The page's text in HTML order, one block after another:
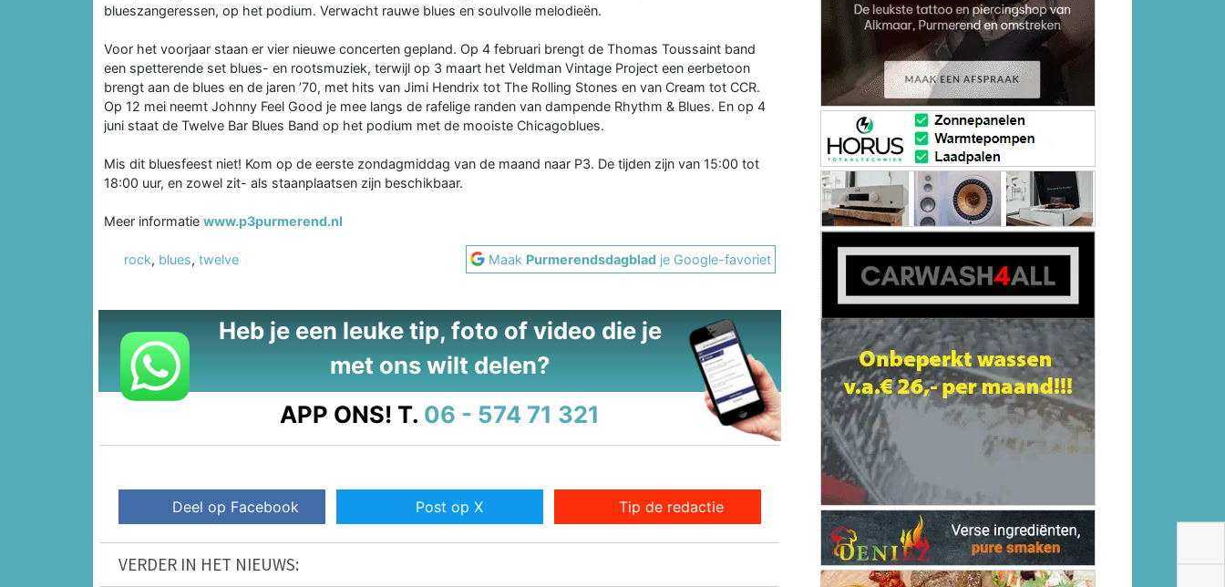
blueszangeressen, op het podium. Verwacht rauwe blues en soulvolle melodieën.
Voor het voorjaar staan er vier nieuwe concerten gepland. Op 4 februari brengt de Thomas Toussaint band
een spetterende set blues- en rootsmuziek, terwijl op 3 maart het Veldman Vintage Project een eerbetoon
brengt aan de blues en de jaren ’70, met hits van Jimi Hendrix tot The Rolling Stones en van Cream tot CCR.
Op 12 mei neemt Johnny Feel Good je mee langs de rafelige randen van dampende Rhythm & Blues. En op 4
juni staat de Twelve Bar Blues Band op het podium met de mooiste Chicagoblues.
Mis dit bluesfeest niet! Kom op de eerste zondagmiddag van de maand naar P3. De tijden zijn van 15:00 tot
18:00 uur, en zowel zit- als staanplaatsen zijn beschikbaar.
Meer informatie www.p3purmerend.nl
rock, blues, twelve Maak Purmerendsdagblad je Google-favoriet
Heb je een leuke tip, foto of video die je
met ons wilt delen?
APP ONS! T. 06 - 574 71 321
Deel op Facebook Post op X Tip de redactie
VERDER IN HET NIEUWS: